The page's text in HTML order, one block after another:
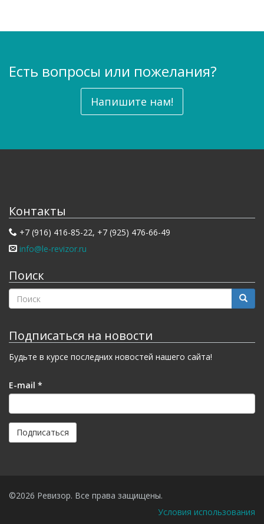
Есть вопросы или пожелания?
Напишите нам!
Контакты
+7 (916) 416-85-22, +7 (925) 476-66-49
info@le-revizor.ru
Поиск
ФОРМА
ПОИСКА
Подписаться на новости
Будьте в курсе последних новостей нашего сайта!
E-mail *
Подписаться
©2026 Ревизор. Все права защищены.
Условия использования